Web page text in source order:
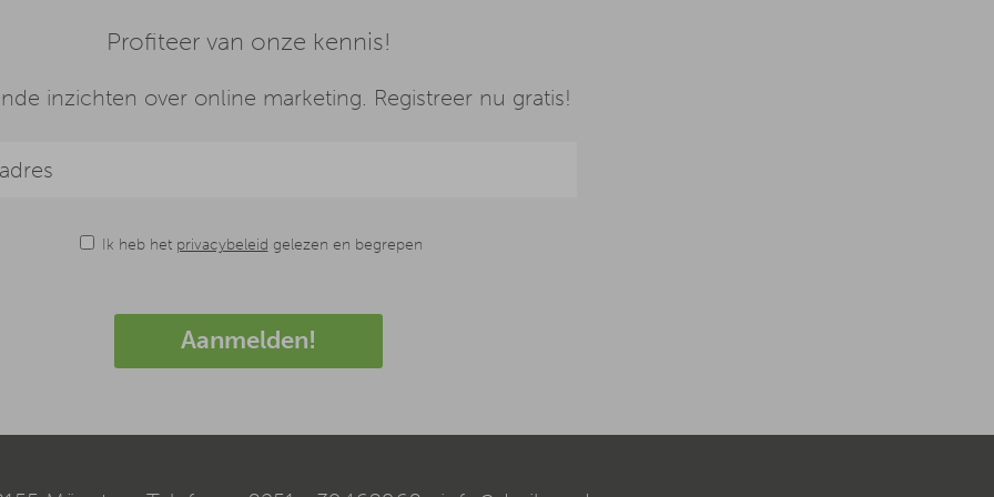
Profiteer van onze kennis!
inzichten over online marketing. Registreer nu gratis!
Ik heb het privacybeleid gelezen en begrepen
Aanmelden!